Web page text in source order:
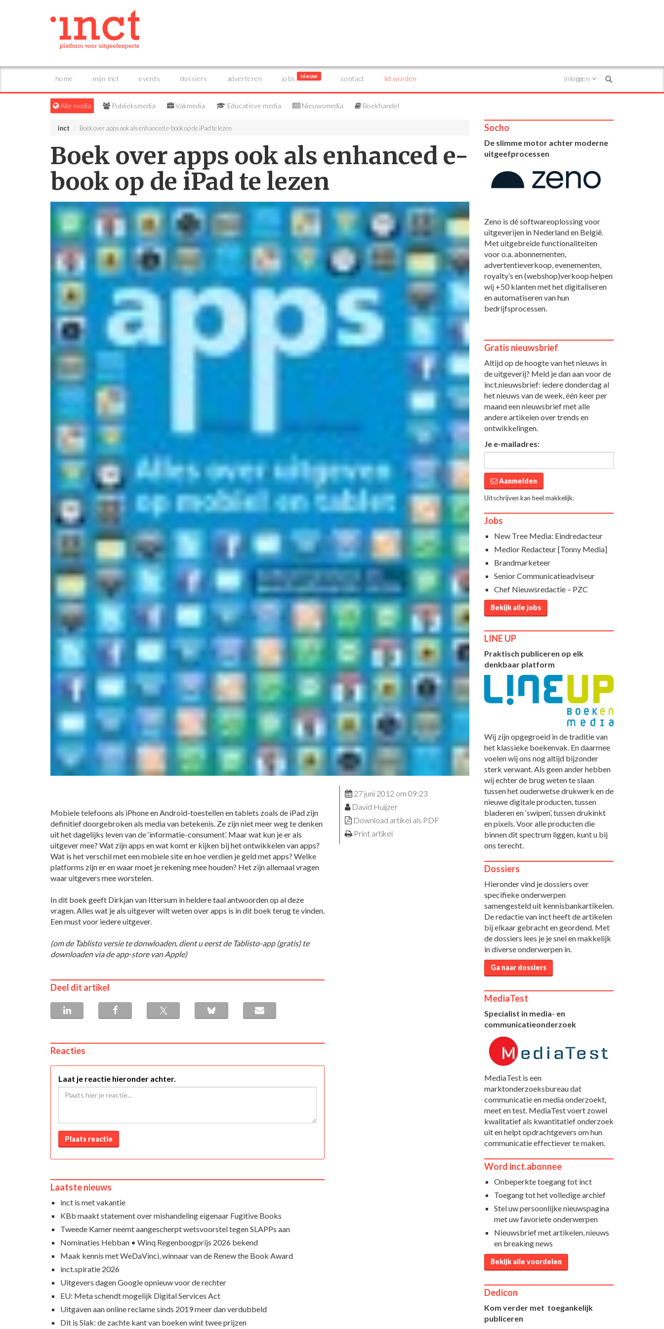
home mijn inct events dossiers adverteren jobs nieuw contact lid worden inloggen
Alle media Publieksmedia Vakmedia Educatieve media Nieuwsmedia Boekhandel
inct Boek over apps ook als enhanced e-book op de iPad te lezen
Boek over apps ook als enhanced e-
book op de iPad te lezen
Mobiele telefoons als iPhone en Android-toestellen en tablets zoals de iPad zijn
definitief doorgebroken als media van betekenis. Ze zijn niet meer weg te denken
uit het dagelijks leven van de ‘informatie-consument’. Maar wat kun je er als
uitgever mee? Wat zijn apps en wat komt er kijken bij het ontwikkelen van apps?
Wat is het verschil met een mobiele site en hoe verdien je geld met apps? Welke
platforms zijn er en waar moet je rekening mee houden? Het zijn allemaal vragen
waar uitgevers mee worstelen.
In dit boek geeft Dirkjan van Ittersum in heldere taal antwoorden op al deze
vragen. Alles wat je als uitgever wilt weten over apps is in dit boek terug te vinden.
Een must voor iedere uitgever.
(om de Tablisto versie te donwloaden, dient u eerst de Tablisto-app (gratis) te
downloaden via de app-store van Apple)
27 juni 2012 om 09:23
David Huijzer
Download artikel als PDF
Print artikel
Deel dit artikel
Reacties
Laat je reactie hieronder achter.
Plaats reactie
Laatste nieuws
inct is met vakantie
KBb maakt statement over mishandeling eigenaar Fugitive Books
Tweede Kamer neemt aangescherpt wetsvoorstel tegen SLAPPs aan
Nominaties Hebban • Winq Regenboogprijs 2026 bekend
Maak kennis met WeDaVinci, winnaar van de Renew the Book Award
inct.spiratie 2026
Uitgevers dagen Google opnieuw voor de rechter
EU: Meta schendt mogelijk Digital Services Act
Uitgaven aan online reclame sinds 2019 meer dan verdubbeld
Dit is Slak: de zachte kant van boeken wint twee prijzen
Socho
De slimme motor achter moderne
uitgeefprocessen
Zeno is dé softwareoplossing voor
uitgeverijen in Nederland en België.
Met uitgebreide functionaliteiten
voor o.a. abonnementen,
advertentieverkoop, evenementen,
royalty’s en (webshop)verkoop helpen
wij +50 klanten met het digitaliseren
en automatiseren van hun
bedrijfsprocessen.
Gratis nieuwsbrief
Altijd op de hoogte van het nieuws in
de uitgeverij? Meld je dan aan voor de
inct.nieuwsbrief: iedere donderdag al
het nieuws van de week, één keer per
maand een nieuwsbrief met alle
andere artikelen over trends en
ontwikkelingen.
Je e-mailadres:
Aanmelden
Uitschrijven kan heel makkelijk.
Jobs
New Tree Media: Eindredacteur
Medior Redacteur [Tonny Media]
Brandmarketeer
Senior Communicatieadviseur
Chef Nieuwsredactie – PZC
Bekijk alle jobs
LINE UP
Praktisch publiceren op elk
denkbaar platform
Wij zijn opgegroeid in de traditie van
het klassieke boekenvak. En daarmee
voelen wij ons nog altijd bijzonder
sterk verwant. Als geen ander hebben
wij echter de brug weten te slaan
tussen het ouderwetse drukwerk en de
nieuwe digitale producten, tussen
bladeren en ‘swipen’, tussen drukinkt
en pixels. Voor alle producten die
binnen dit spectrum liggen, kunt u bij
ons terecht.
Dossiers
Hieronder vind je dossiers over
specifieke onderwerpen
samengesteld uit kennisbankartikelen.
De redactie van inct heeft de artikelen
bij elkaar gebracht en geordend. Met
de dossiers lees je je snel en makkelijk
in diverse onderwerpen in.
Ga naar dossiers
MediaTest
Specialist in media- en
communicatieonderzoek
MediaTest is een
marktonderzoeksbureau dat
communicatie en media onderzoekt,
meet en test. MediaTest voert zowel
kwalitatief als kwantitatief onderzoek
uit en helpt opdrachtgevers om hun
communicatie effectiever te maken.
Word inct.abonnee
Onbeperkte toegang tot inct
Toegang tot het volledige archief
Stel uw persoonlijke nieuwspagina
met uw favoriete onderwerpen
Nieuwsbrief met artikelen, nieuws
en breaking news
Bekijk alle voordelen
Dedicon
Kom verder met toegankelijk
publiceren